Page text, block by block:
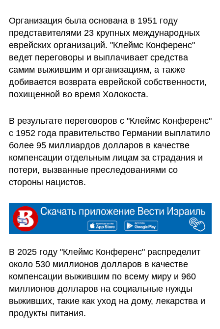
Организация была основана в 1951 году
представителями 23 крупных международных
еврейских организаций. "Клеймс Конференс"
ведет переговоры и выплачивает средства
самим выжившим и организациям, а также
добивается возврата еврейской собственности,
похищенной во время Холокоста.
В результате переговоров с "Клеймс Конференс"
с 1952 года правительство Германии выплатило
более 95 миллиардов долларов в качестве
компенсации отдельным лицам за страдания и
потери, вызванные преследованиями со
стороны нацистов.
В 2025 году "Клеймс Конференс" распределит
около 530 миллионов долларов в качестве
компенсации выжившим по всему миру и 960
миллионов долларов на социальные нужды
выживших, такие как уход на дому, лекарства и
продукты питания.